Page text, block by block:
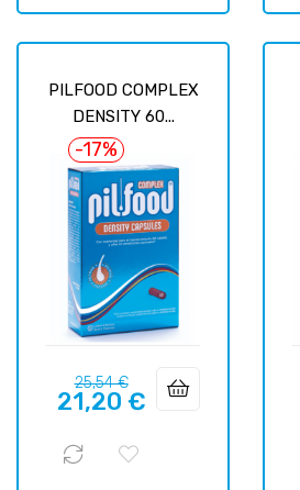
PILFOOD COMPLEX
DENSITY 60...
-17%
Precio
regular
25,54 €Precio
21,20 €